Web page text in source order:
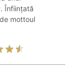
Înființată
mottoul